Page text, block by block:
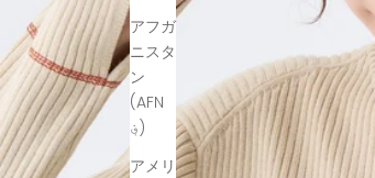
アフガ
ニスタ
ン
(AFN
؋)
アメリ